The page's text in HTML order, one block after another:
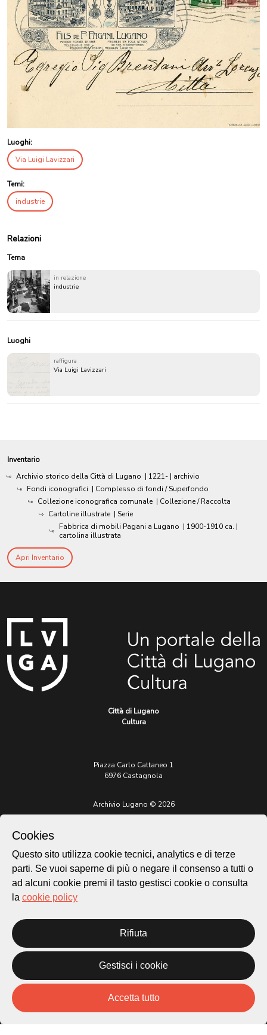
Luoghi:
Via Luigi Lavizzari
Temi:
industrie
Relazioni
Tema
in relazione
industrie
Luoghi
raffigura
Via Luigi Lavizzari
Inventario
Archivio storico della Città di Lugano | 1221- | archivio
Fondi iconografici | Complesso di fondi / Superfondo
Collezione iconografica comunale | Collezione / Raccolta
Cartoline illustrate | Serie
Fabbrica di mobili Pagani a Lugano | 1900-1910 ca. |
cartolina illustrata
Apri Inventario
Città di Lugano
Cultura
Piazza Carlo Cattaneo 1
6976 Castagnola
Archivio Lugano © 2026
Sito istituzionale:
lugano.ch
Mappa
Storie
Novità
Cookies
Questo sito utilizza cookie tecnici, analytics e di terze
parti. Se vuoi saperne di più o negare il consenso a tutti o
ad alcuni cookie premi il tasto gestisci cookie o consulta
la cookie policy
Rifiuta
Gestisci i cookie
Accetta tutto